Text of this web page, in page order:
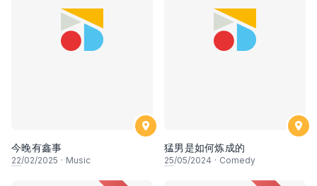
今晚有鑫事
22/02/2025 · Music
猛男是如何炼成的
25/05/2024 · Comedy